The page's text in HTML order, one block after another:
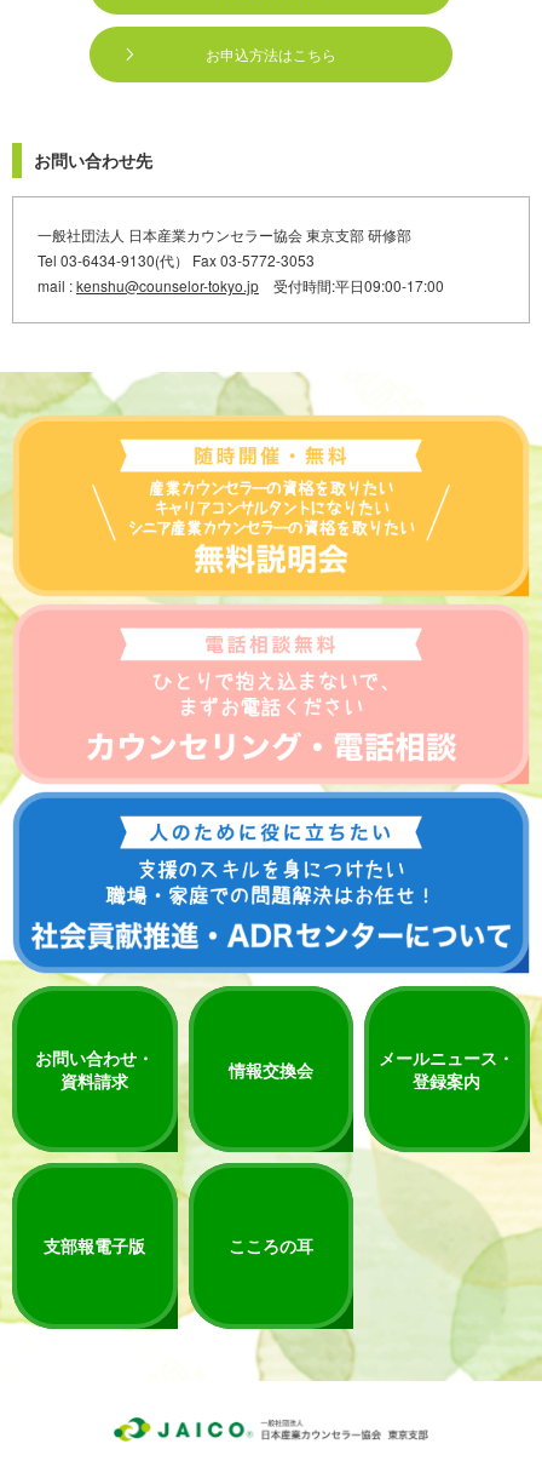
お申込方法はこちら
お問い合わせ先
一般社団法人 日本産業カウンセラー協会 東京支部 研修部
Tel 03-6434-9130(代） Fax 03-5772-3053
mail :kenshu@counselor-tokyo.jp 受付時間:平日09:00-17:00
お問い合わせ・
資料請求
情報交換会
メールニュース・
登録案内
支部報電子版 こころの耳